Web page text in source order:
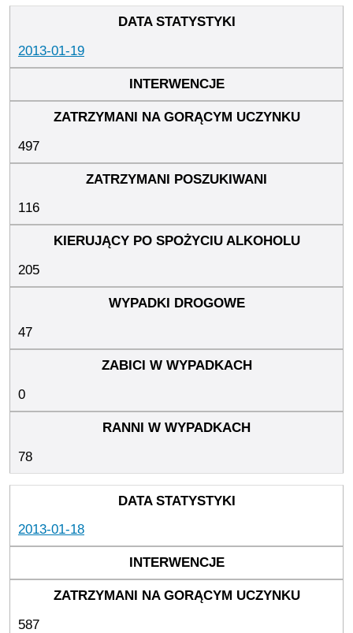
2013-01-19
497
116
205
47
0
78
2013-01-18
587